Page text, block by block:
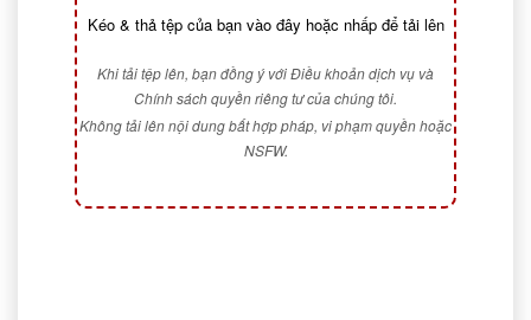
Kéo & thả tệp của bạn vào đây hoặc nhấp để tải lên
Khi tải tệp lên, bạn đồng ý với Điều khoản dịch vụ và
Chính sách quyền riêng tư của chúng tôi.
Không tải lên nội dung bất hợp pháp, vi phạm quyền hoặc
NSFW.